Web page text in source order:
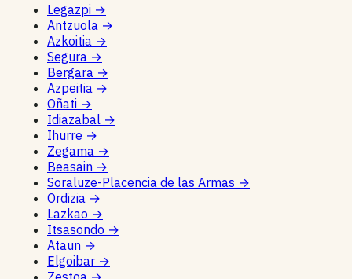
Legazpi →
Antzuola →
Azkoitia →
Segura →
Bergara →
Azpeitia →
Oñati →
Idiazabal →
Ihurre →
Zegama →
Beasain →
Soraluze-Placencia de las Armas →
Ordizia →
Lazkao →
Itsasondo →
Ataun →
Elgoibar →